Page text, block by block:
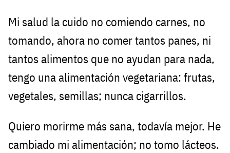
Mi salud la cuido no comiendo carnes, no
tomando, ahora no comer tantos panes, ni
tantos alimentos que no ayudan para nada,
tengo una alimentación vegetariana: frutas,
vegetales, semillas; nunca cigarrillos.
Quiero morirme más sana, todavía mejor. He
cambiado mi alimentación; no tomo lácteos.